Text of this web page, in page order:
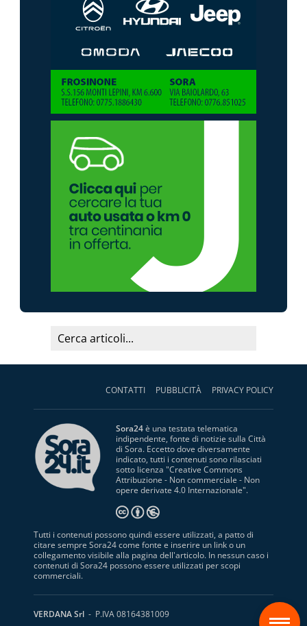
CONTATTI PUBBLICITÀ PRIVACY POLICY
Sora24è una testata telematica
indipendente, fonte di notizie sulla Città
di Sora. Eccetto dove diversamente
indicato, tutti i contenuti sono rilasciati
sotto licenza "Creative Commons
Attribuzione - Non commerciale - Non
opere derivate 4.0 Internazionale".
Tutti i contenuti possono quindi essere utilizzati, a patto di
citare sempre Sora24 come fonte e inserire un link o un
collegamento visibile alla pagina dell'articolo. In nessun caso i
contenuti di Sora24 possono essere utilizzati per scopi
commerciali.
VERDANA Srl - P.IVA 08164381009